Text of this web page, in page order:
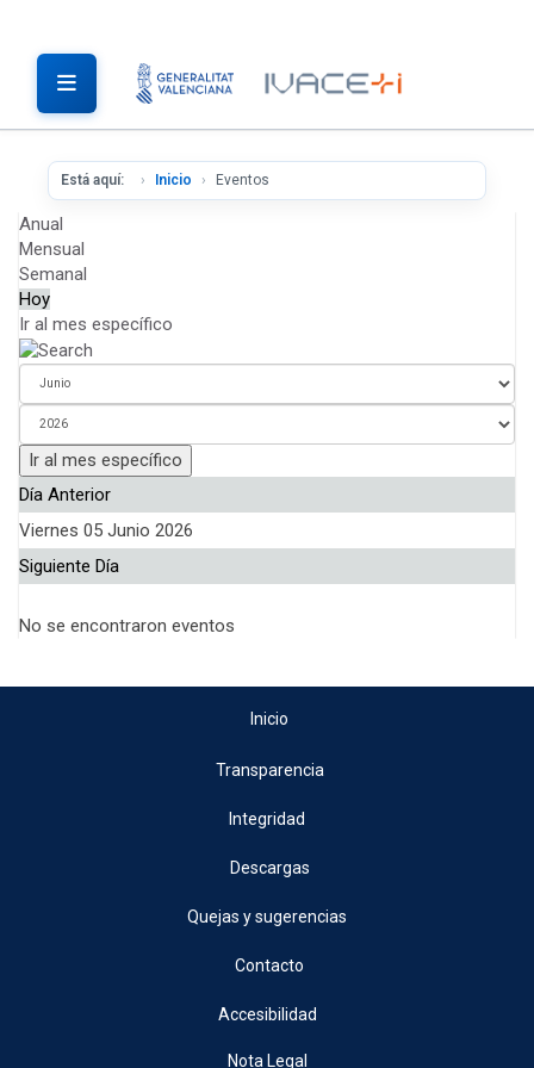
Está aquí: Inicio Eventos
Anual
Mensual
Semanal
Hoy
Ir al mes específico
Ir al mes específico
Día Anterior
Viernes 05 Junio 2026
Siguiente Día
No se encontraron eventos
Inicio
Transparencia
Integridad
Descargas
Quejas y sugerencias
Contacto
Accesibilidad
Nota Legal